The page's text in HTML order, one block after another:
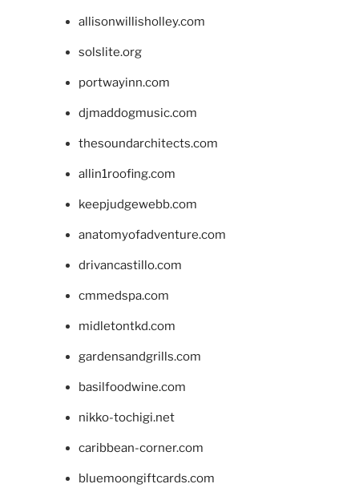
allisonwillisholley.com
solslite.org
portwayinn.com
djmaddogmusic.com
thesoundarchitects.com
allin1roofing.com
keepjudgewebb.com
anatomyofadventure.com
drivancastillo.com
cmmedspa.com
midletontkd.com
gardensandgrills.com
basilfoodwine.com
nikko-tochigi.net
caribbean-corner.com
bluemoongiftcards.com